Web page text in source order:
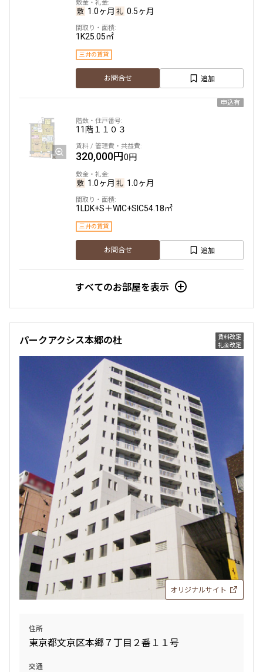
20年以内
1分以内
3分以内
5分以内
他条件
申込無し物件のみ表示
より詳細な絞り込み
建物施設やお部屋の設備、方位、階数などの絞り込みが
設定する
検索対象お部屋数
450件
お部屋を再検索
1.0ヶ月 0.5ヶ月
1K25.05㎡
三井の賃貸
お問合せ 追加
申込有
11階１１０３
320,000円0円
1.0ヶ月 1.0ヶ月
1LDK+S＋WIC+SIC54.18㎡
三井の賃貸
お問合せ 追加
すべてのお部屋を表示
賃料改定
礼金改定
パークアクシス本郷の杜
オリジナルサイト
住所
東京都文京区本郷７丁目２番１１号
交通